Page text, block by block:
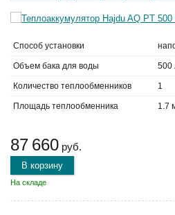
Способ установки
Объем бака для воды 500
Количество теплообменников 1
Площадь теплообменника 1.7
87 660 руб.
В корзину
На складе